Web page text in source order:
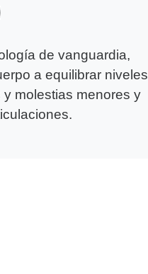
de vanguardia,
a equilibrar niveles
molestias menores y